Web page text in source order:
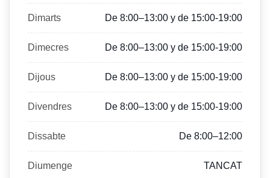
Dimarts De 8:00–13:00 y de 15:00-19:00
Dimecres De 8:00–13:00 y de 15:00-19:00
Dijous De 8:00–13:00 y de 15:00-19:00
Divendres De 8:00–13:00 y de 15:00-19:00
Dissabte De 8:00–12:00
Diumenge TANCAT